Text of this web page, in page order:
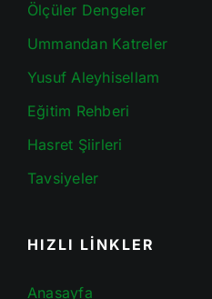
Ölçüler Dengeler
Ummandan Katreler
Yusuf Aleyhisellam
Eğitim Rehberi
Hasret Şiirleri
Tavsiyeler
HIZLI LİNKLER
Anasayfa